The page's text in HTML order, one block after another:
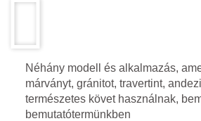
Néhány modell és alkalmazás,
márványt, gránitot, travertint,
természetes követ használnak,
bemutatótermünkben